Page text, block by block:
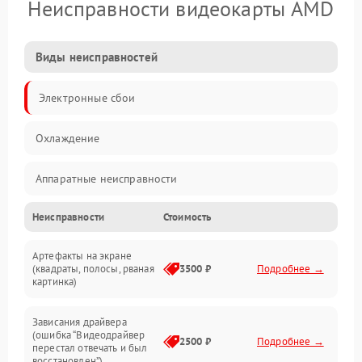
Неисправности видеокарты AMD
Виды неисправностей
Электронные сбои
Охлаждение
Аппаратные неисправности
Перегрев и термопроблемы
Видео
Интерфейсные и коммуникационные проблемы
Неисправности Стоимость
Артефакты на экране
(квадраты, полосы, рваная
картинка)
3500 ₽ Подробнее →
Зависания драйвера
(ошибка “Видеодрайвер
перестал отвечать и был
2500 ₽ Подробнее →